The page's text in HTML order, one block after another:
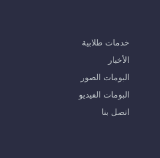
خدمات طلابية
الأخبار
البومات الصور
البومات الفيديو
اتصل بنا